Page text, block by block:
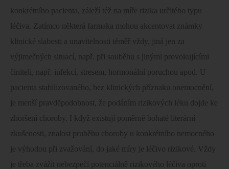
konkrétního pacienta, záleží též na míře rizika určitého typu
léčiva. Zatímco některá farmaka mohou akcentovat známky
klinické slabosti a unavitelnosti téměř vždy, jiná jen za
výjimečných situací, např. při souběhu s jinými provokujícími
činiteli, např. infekcí, stresem, hormonální poruchou apod. U
pacienta stabilizovaného, bez klinických příznaku onemocnění,
je menší pravděpodobnost, že podáním rizikových léku dojde ke
zhoršení choroby. I když existují poměrně bohaté literární
zkušenosti, znalost pruběhu choroby u konkrétního nemocného
je výhodou při zvažování, do jaké míry je léčivo rizikové. Vždy
je třeba zvážit nebezpečí potenciálně rizikového léčiva oproti